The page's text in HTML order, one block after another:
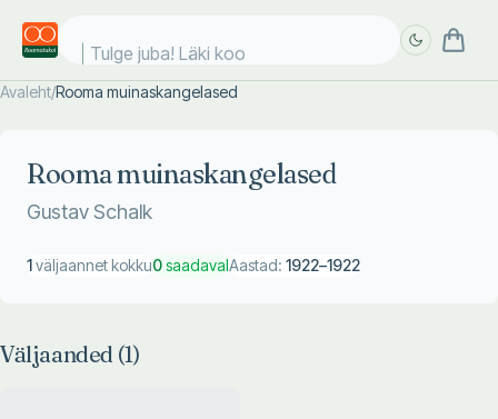
Tulge juba! Läki kool
Avaleht/Rooma muinaskangelased
Rooma muinaskangelased
Gustav Schalk
1väljaannet kokku0saadavalAastad: 1922–1922
Väljaanded (1)